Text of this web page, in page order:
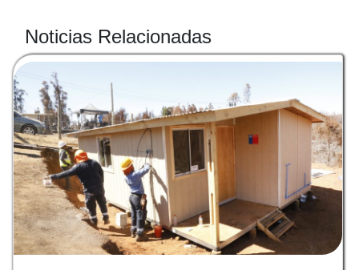
Noticias Relacionadas